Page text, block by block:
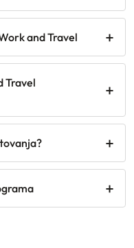
and Travel
Travel